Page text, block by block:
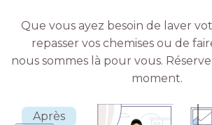
Que vous ayez besoin de laver
repasser vos chemises ou de
nous sommes là pour vous.
moment.